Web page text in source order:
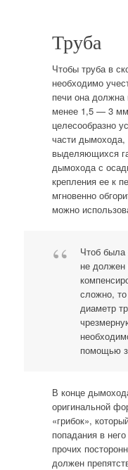
Труба
Чтобы труба в
необходимо
печи она должна
менее 1,5 — 3
целесообразно
части дымохода,
выделяющихся
дымохода с
крепления ее к
мгновенно
можно
Чтоб была
не должен
сложно,
диаметр
помощью
В конце
оригинальной
«грибок»,
попадания в
прочих
должен